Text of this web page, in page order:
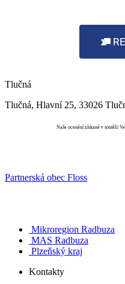
Tlučná
Tlučná, Hlavní 25, 33026
Naše ocenění získané v soutěži
Partnerská obec Floss
Mikroregion Radbuza
MAS Radbuza
Plzeňský kraj
Kontakty